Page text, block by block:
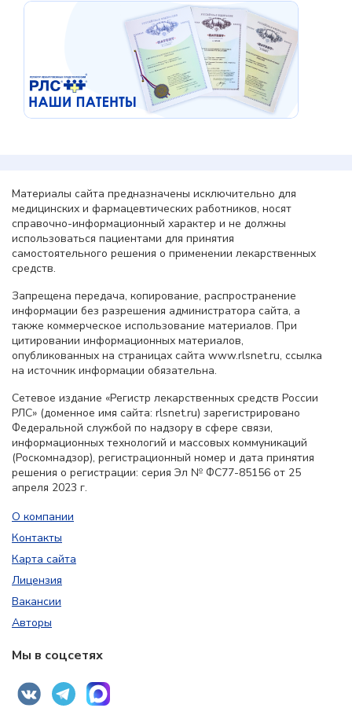
Материалы сайта предназначены исключительно для
медицинских и фармацевтических работников, носят
справочно-информационный характер и не должны
использоваться пациентами для принятия
самостоятельного решения о применении лекарственных
средств.
Запрещена передача, копирование, распространение
информации без разрешения администратора сайта, а
также коммерческое использование материалов. При
цитировании информационных материалов,
опубликованных на страницах сайта www.rlsnet.ru, ссылка
на источник информации обязательна.
Сетевое издание «Регистр лекарственных средств России
РЛС» (доменное имя сайта: rlsnet.ru) зарегистрировано
Федеральной службой по надзору в сфере связи,
информационных технологий и массовых коммуникаций
(Роскомнадзор), регистрационный номер и дата принятия
решения о регистрации: серия Эл № ФС77-85156 от 25
апреля 2023 г.
О компании
Контакты
Карта сайта
Лицензия
Вакансии
Авторы
Мы в соцсетях